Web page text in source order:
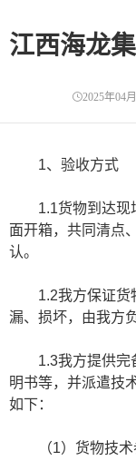
江西海龙
2025年04
1、验收方式
1.1货物到达现场
面开箱，共同清点
认。
1.2我方保证货物
漏、损坏，由我方
1.3我方提供完备
明书等，并派遣技
如下：
（1）货物技术